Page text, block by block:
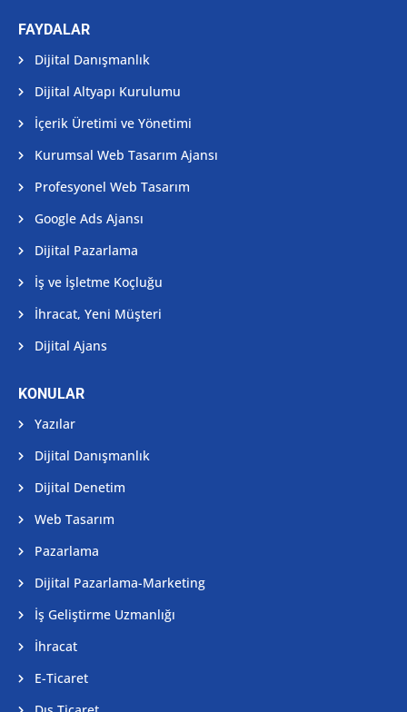
FAYDALAR
Dijital Danışmanlık
Dijital Altyapı Kurulumu
İçerik Üretimi ve Yönetimi
Kurumsal Web Tasarım Ajansı
Profesyonel Web Tasarım
Google Ads Ajansı
Dijital Pazarlama
İş ve İşletme Koçluğu
İhracat, Yeni Müşteri
Dijital Ajans
KONULAR
Yazılar
Dijital Danışmanlık
Dijital Denetim
Web Tasarım
Pazarlama
Dijital Pazarlama-Marketing
İş Geliştirme Uzmanlığı
İhracat
E-Ticaret